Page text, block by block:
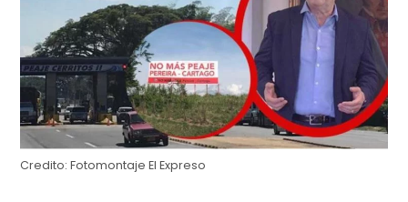
Credito: Fotomontaje El Expreso